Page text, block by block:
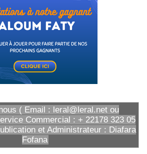
( Email : leral@leral.net ou
Commercial : + 22178 323 05
et Administrateur : Diafara
Fofana